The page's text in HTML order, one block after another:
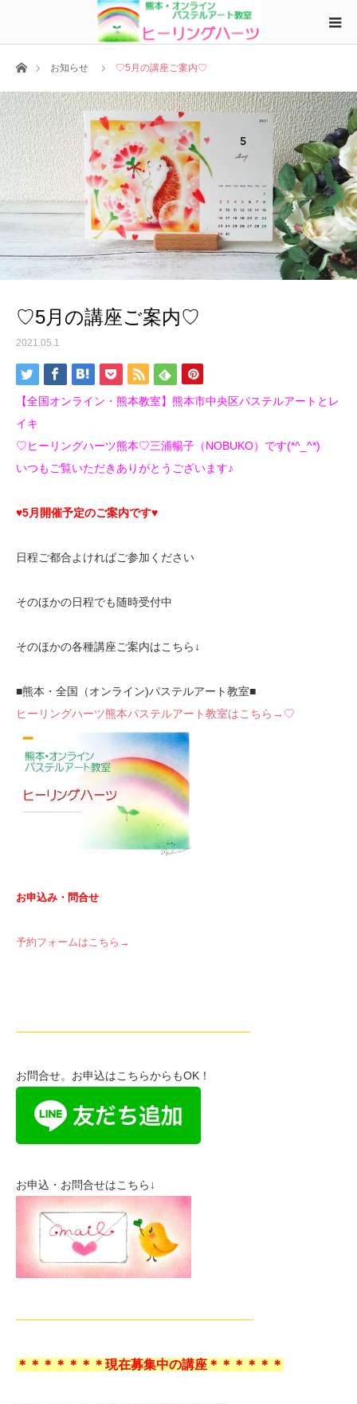
ホームお知らせ ♡5月の講座ご案内♡
♡5月の講座ご案内♡
2021.05.1
【全国オンライン・熊本教室】熊本市中央区パステルアートとレ
イキ
♡ヒーリングハーツ熊本♡三浦暢子（NOBUKO）です(*^_^*)
いつもご覧いただきありがとうございます♪
♥5月開催予定のご案内です♥
日程ご都合よければご参加ください
そのほかの日程でも随時受付中
そのほかの各種講座ご案内はこちら↓
■熊本・全国（オンライン)パステルアート教室■
ヒーリングハーツ熊本パステルアート教室はこちら→♡
お申込み・問合せ
予約フォームはこちら→
—————————————————————
お問合せ。お申込はこちらからもOK！
お申込・お問合せはこちら↓
—————————————————————-
＊＊＊＊＊＊＊現在募集中の講座＊＊＊＊＊＊